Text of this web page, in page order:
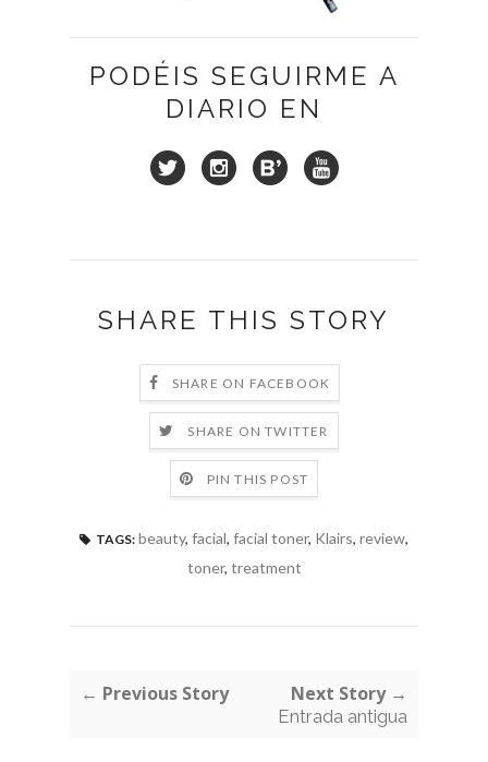
PODÉIS SEGUIRME A
DIARIO EN
SHARE THIS STORY
SHARE ON FACEBOOK
SHARE ON TWITTER
PIN THIS POST
TAGS: beauty, facial, facial toner, Klairs, review,
toner, treatment
← Previous Story Next Story →
Entrada antigua